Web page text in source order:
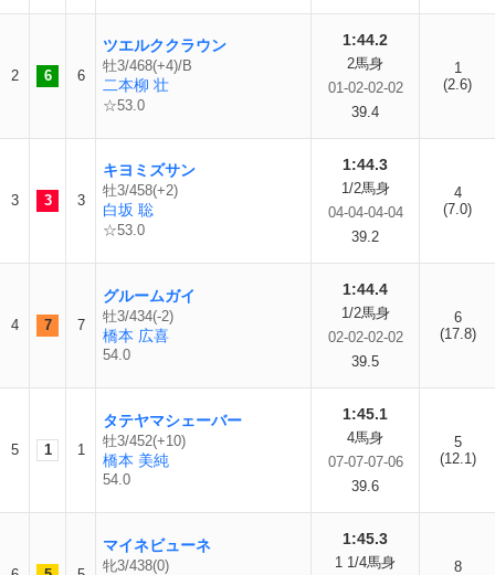
2 6 6
ツエルククラウン
牡3/468(+4)/B
二本柳 壮
☆53.0
1:44.2
2馬身
01-02-02-02
39.4
1
(2.6)
3 3 3
キヨミズサン
牡3/458(+2)
白坂 聡
☆53.0
1:44.3
1/2馬身
04-04-04-04
39.2
4
(7.0)
4 7 7
グルームガイ
牡3/434(-2)
橋本 広喜
54.0
1:44.4
1/2馬身
02-02-02-02
39.5
6
(17.8)
5 1 1
タテヤマシェーバー
牡3/452(+10)
橋本 美純
54.0
1:45.1
4馬身
07-07-07-06
39.6
5
(12.1)
マイネビューネ
牝3/438(0)
1:45.3
1 1/4馬身
8